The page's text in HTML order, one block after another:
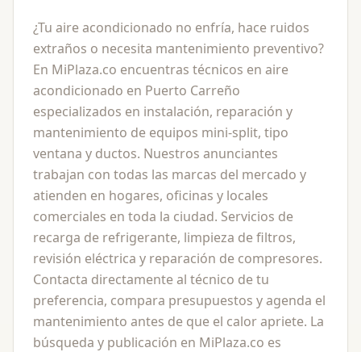
¿Tu aire acondicionado no enfría, hace ruidos
extraños o necesita mantenimiento preventivo?
En MiPlaza.co encuentras técnicos en aire
acondicionado en Puerto Carreño
especializados en instalación, reparación y
mantenimiento de equipos mini-split, tipo
ventana y ductos. Nuestros anunciantes
trabajan con todas las marcas del mercado y
atienden en hogares, oficinas y locales
comerciales en toda la ciudad. Servicios de
recarga de refrigerante, limpieza de filtros,
revisión eléctrica y reparación de compresores.
Contacta directamente al técnico de tu
preferencia, compara presupuestos y agenda el
mantenimiento antes de que el calor apriete. La
búsqueda y publicación en MiPlaza.co es